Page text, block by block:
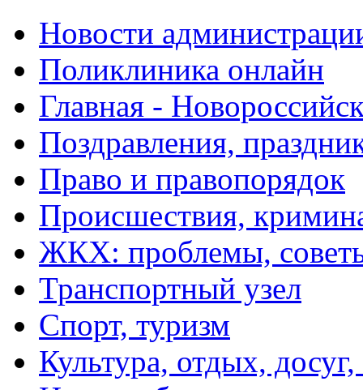
Новости
Поликлиника онлайн
Главная -
Поздравления,
Право и правопорядок
Происшествия,
ЖКХ: проблемы,
Транспортный узел
Спорт, туризм
Культура, отдых,